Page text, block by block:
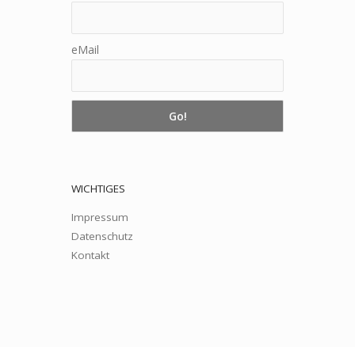
eMail
WICHTIGES
Impressum
Datenschutz
Kontakt